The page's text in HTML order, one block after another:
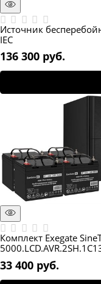
Источник
IEC
136 300 руб.
Комплект Exegate
33 400 руб.